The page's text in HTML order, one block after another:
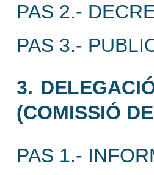
PAS 2.-
PAS 3.-
3.
(COMISSIÓ
PAS 1.-